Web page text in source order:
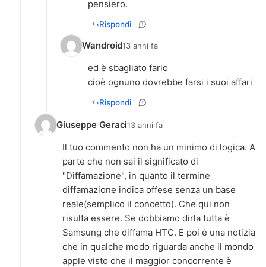
pensiero.
Rispondi
Wandroid13 anni fa
ed è sbagliato farlo
cioè ognuno dovrebbe farsi i suoi affari
Rispondi
Giuseppe Geraci13 anni fa
Il tuo commento non ha un minimo di logica. A
parte che non sai il significato di
"Diffamazione", in quanto il termine
diffamazione indica offese senza un base
reale(semplico il concetto). Che qui non
risulta essere. Se dobbiamo dirla tutta è
Samsung che diffama HTC. E poi è una notizia
che in qualche modo riguarda anche il mondo
apple visto che il maggior concorrente è